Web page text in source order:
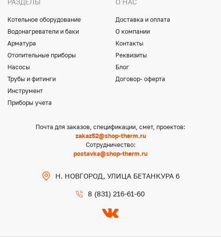
РАЗДЕЛЫ
Котельное оборудование
Водонагреватели и баки
Арматура
Отопительные приборы
Насосы
Трубы и фитинги
Инструмент
Приборы учета
О НАС
Доставка и оплата
О компании
Контакты
Реквизиты
Блог
Договор- оферта
Почта для заказов, спецификации, смет, проектов:
zakaz52@shop-therm.ru
Сотрудничество:
postavka@shop-therm.ru
Н. НОВГОРОД, УЛИЦА БЕТАНКУРА 6
8 (831) 216-61-60